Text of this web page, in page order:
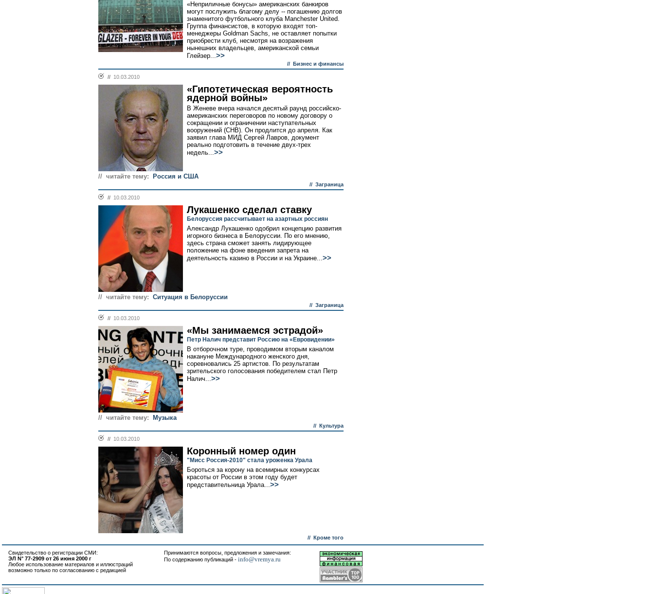
«Неприличные бонусы» американских банкиров
могут послужить благому делу -- погашению долгов
знаменитого футбольного клуба Manchester United.
Группа финансистов, в которую входят топ-
менеджеры Goldman Sachs, не оставляет попытки
приобрести клуб, несмотря на возражения
нынешних владельцев, американской семьи
Глейзер...>>
// Бизнес и финансы
// 10.03.2010
«Гипотетическая вероятность
ядерной войны»
В Женеве вчера начался десятый раунд российско-
американских переговоров по новому договору о
сокращении и ограничении наступательных
вооружений (СНВ). Он продлится до апреля. Как
заявил глава МИД Сергей Лавров, документ
реально подготовить в течение двух-трех
недель...>>
// читайте тему: Россия и США
// Заграница
// 10.03.2010
Лукашенко сделал ставку
Белоруссия рассчитывает на азартных россиян
Александр Лукашенко одобрил концепцию развития
игорного бизнеса в Белоруссии. По его мнению,
здесь страна сможет занять лидирующее
положение на фоне введения запрета на
деятельность казино в России и на Украине...>>
// читайте тему: Ситуация в Белоруссии
// Заграница
// 10.03.2010
«Мы занимаемся эстрадой»
Петр Налич представит Россию на «Евровидении»
В отборочном туре, проводимом вторым каналом
накануне Международного женского дня,
соревновались 25 артистов. По результатам
зрительского голосования победителем стал Петр
Налич...>>
// читайте тему: Музыка
// Культура
// 10.03.2010
Коронный номер один
"Мисс Россия-2010" стала уроженка Урала
Бороться за корону на всемирных конкурсах
красоты от России в этом году будет
представительница Урала...>>
// Кроме того
Свидетельство о регистрации СМИ:
ЭЛ N° 77-2909 от 26 июня 2000 г
Любое использование материалов и иллюстраций
возможно только по согласованию с редакцией
Принимаются вопросы, предложения и замечания:
По содержанию публикаций - info@vremya.ru